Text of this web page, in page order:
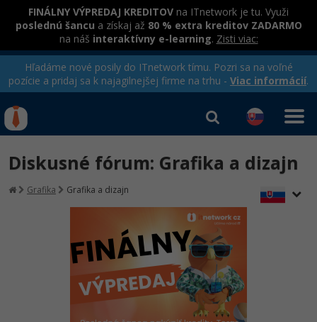
FINÁLNY VÝPREDAJ KREDITOV na ITnetwork je tu. Využi
poslednú šancu a získaj až 80 % extra kreditov ZADARMO
na náš interaktívny e-learning. Zisti viac:
Hľadáme nové posily do ITnetwork tímu. Pozri sa na voľné
pozície a pridaj sa k najagilnejšej firme na trhu - Viac informácií.
hradené úradom práce
Kurzy programovania
Ako začať?
-80%
C# .NET -80%
Kurzy e-commerce
Testovanie softvéru
Marketing -30%
Kurzy dizajnu
-80%
Prihlásiť sa|Registrovať
Diskusné fórum: Grafika a dizajn
Grafika Grafika a dizajn